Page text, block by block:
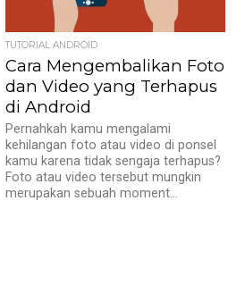
TUTORIAL ANDROID
Cara Mengembalikan Foto
dan Video yang Terhapus
di Android
Pernahkah kamu mengalami
kehilangan foto atau video di ponsel
kamu karena tidak sengaja terhapus?
Foto atau video tersebut mungkin
merupakan sebuah moment...